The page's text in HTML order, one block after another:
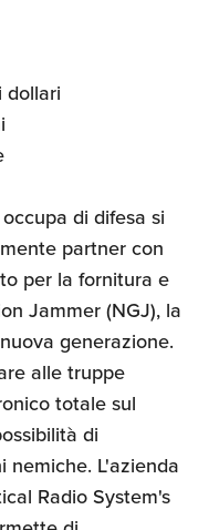
dollari
di difesa si
partner con
per la fornitura e
Jammer (NGJ), la
generazione.
alle truppe
totale sul
di
nemiche. L'azienda
Radio System's